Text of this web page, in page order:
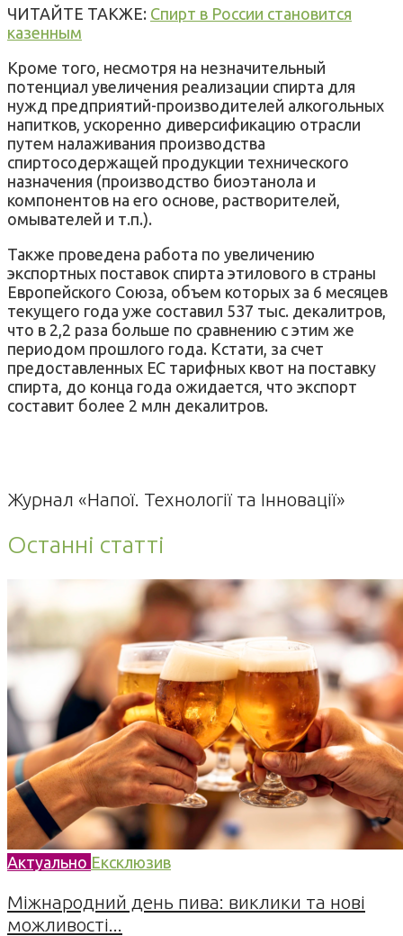
ЧИТАЙТЕ ТАКЖЕ: Спирт в России становится
казенным
Кроме того несмотря на незначительный
потенциал увеличения реализации спирта для
нужд предприятий-производителей алкогольных
напитков ускоренно диверсификацию отрасли
путем налаживания производства
спиртосодержащей продукции технического
назначения (производство биоэтанола и
компонентов на его основе растворителей
омывателей и т.п.).
Также проведена работа по увеличению
экспортных поставок спирта этилового в страны
Европейского Союза объем которых за 6 месяцев
текущего года уже составил 537 тыс. декалитров
что в 2,2 раза больше по сравнению с этим же
периодом прошлого года. Кстати за счет
предоставленных ЕС тарифных квот на поставку
спирта до конца года ожидается что экспорт
составит более 2 млн декалитров.
Журнал «Напої. Технології та Інновації»
Останні статті
Актуально Ексклюзив
Міжнародний день пива: виклики та нові
можливості...